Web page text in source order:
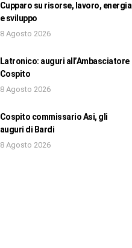
Cupparo su risorse, lavoro, energia
e sviluppo
8 Agosto 2026
Latronico: auguri all’Ambasciatore
Cospito
8 Agosto 2026
Cospito commissario Asi, gli
auguri di Bardi
8 Agosto 2026